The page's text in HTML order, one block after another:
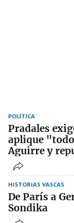
POLÍTICA
Pradales
aplique
Aguirre y
HISTORIAS VASCAS
De París a
Sondika